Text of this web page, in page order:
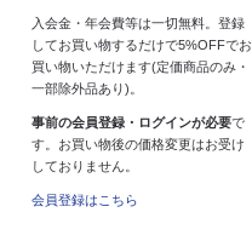
入会金・年会費等は一切無料。登録
してお買い物するだけで5%OFFでお
買い物いただけます(定価商品のみ・
一部除外品あり)。
事前の会員登録・ログインが必要で
す。お買い物後の価格変更はお受け
しておりません。
会員登録はこちら